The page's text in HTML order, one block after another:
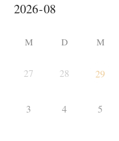
M D M
27 28 29
3 4 5